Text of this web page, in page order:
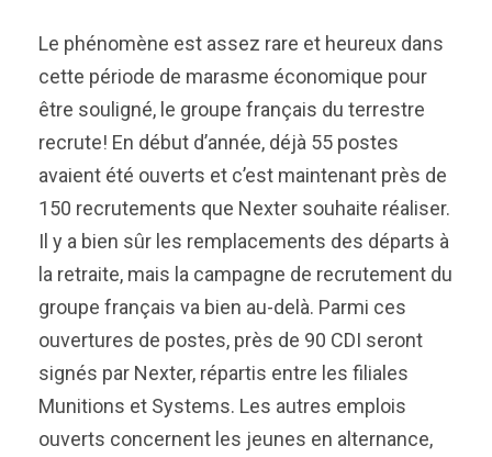
Le phénomène est assez rare et heureux dans
cette période de marasme économique pour
être souligné, le groupe français du terrestre
recrute! En début d’année, déjà 55 postes
avaient été ouverts et c’est maintenant près de
150 recrutements que Nexter souhaite réaliser.
Il y a bien sûr les remplacements des départs à
la retraite, mais la campagne de recrutement du
groupe français va bien au-delà. Parmi ces
ouvertures de postes, près de 90 CDI seront
signés par Nexter, répartis entre les filiales
Munitions et Systems. Les autres emplois
ouverts concernent les jeunes en alternance,